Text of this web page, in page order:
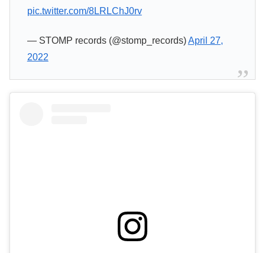
pic.twitter.com/8LRLChJ0rv
— STOMP records (@stomp_records)April 27,
2022